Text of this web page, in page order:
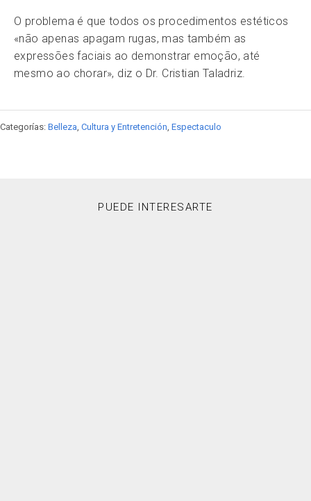
O problema é que todos os procedimentos estéticos
«não apenas apagam rugas, mas também as
expressões faciais ao demonstrar emoção, até
mesmo ao chorar», diz o Dr. Cristian Taladriz.
Categorías: Belleza Cultura y Entretención Espectaculo
PUEDE INTERESARTE